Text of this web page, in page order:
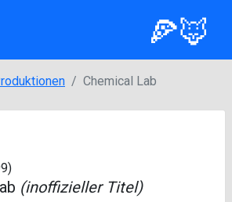
🍕🦊
Chemical Lab
(inoffizieller Titel)